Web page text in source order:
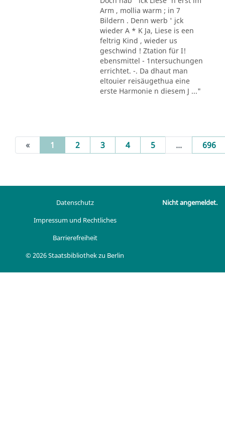
Arm , mollia warm ; in 7
Bildern . Denn werb ' jck
wieder A * K Ja, Liese is een
feltrig Kind , wieder us
geschwind ! Ztation für I!
ebensmittel - 1ntersuchungen
errichtet. -. Da dhaut man
eltouier reisäugethua eine
erste Harmonie n diesem J ..."
« 1 (current)
2 3 4 5 ... 696
Datenschutz
Impressum und Rechtliches
Barrierefreiheit
© 2026 Staatsbibliothek zu Berlin
Nicht angemeldet.